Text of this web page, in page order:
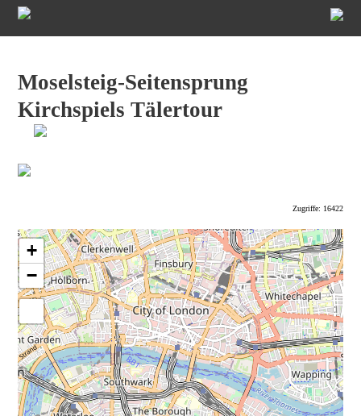
Moselsteig-Seitensprung
Kirchspiels Tälertour
Zugriffe: 16422
+
−